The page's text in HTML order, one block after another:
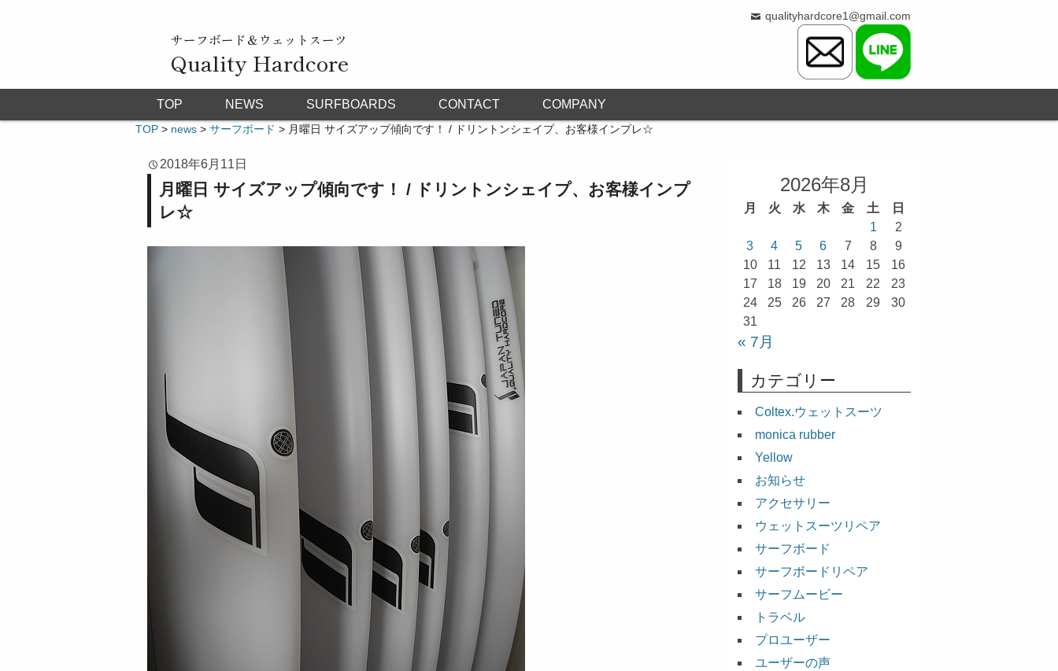
サーフボード＆ウェットスーツ
Quality Hardcore
qualityhardcore1@gmail.com
TOP NEWS SURFBOARDS CONTACT COMPANY
TOP > news > サーフボード > 月曜日 サイズアップ傾向です！ / ドリントンシェイプ、お客様インプレ☆
2018年6月11日
月曜日 サイズアップ傾向です！ / ドリントンシェイプ、お客様インプ
レ☆
2026年8月
月 火 水 木 金 土
日
1
2
3
4 5 6 7 8
9
10
11 12 13 14 15
16
17
18 19 20 21 22
23
24
25 26 27 28 29
30
31
« 7月
カテゴリー
Coltex.ウェットスーツ
monica rubber
Yellow
お知らせ
アクセサリー
ウェットスーツリペア
サーフボード
サーフボードリペア
サーフムービー
トラベル
プロユーザー
ユーザーの声